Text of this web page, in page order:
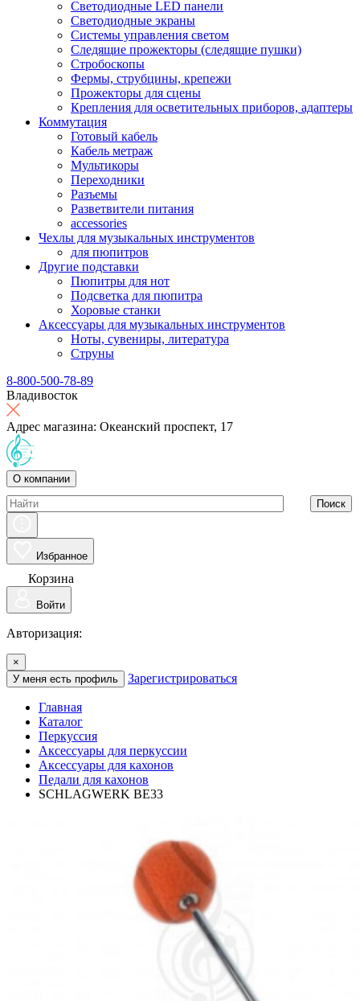
Светодиодные LED панели
Светодиодные экраны
Системы управления светом
Следящие прожекторы (следящие пушки)
Стробоскопы
Фермы, струбцины, крепежи
Прожекторы для сцены
Крепления для осветительных приборов, адаптеры
Коммутация
Готовый кабель
Кабель метраж
Мультикоры
Переходники
Разъемы
Разветвители питания
accessories
Чехлы для музыкальных инструментов
для пюпитров
Другие подставки
Пюпитры для нот
Подсветка для пюпитра
Хоровые станки
Аксессуары для музыкальных инструментов
Ноты, сувениры, литература
Струны
8-800-500-78-89
Владивосток
Адрес магазина: Океанский проспект, 17
О компании
Поиск
Избранное
Корзина
Войти
Авторизация:
×
У меня есть профиль
Зарегистрироваться
Главная
Каталог
Перкуссия
Аксессуары для перкуссии
Аксессуары для кахонов
Педали для кахонов
SCHLAGWERK BE33